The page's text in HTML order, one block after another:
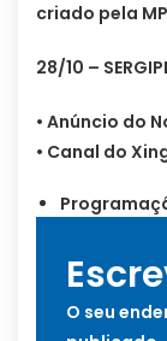
criado pela
28/10 –
• Anúncio do
• Canal do
O seu